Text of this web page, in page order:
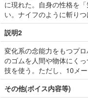
に現れた。自身の性格を
い。ナイフのように斬り
説明2
変化系の念能力をもつプ
のゴムを人間や物体にく
技を使う。ただし、10メ
その他(ボイス内容等)